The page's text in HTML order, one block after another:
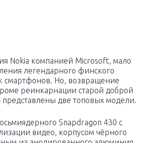
Nokia компанией Microsoft, мало
легендарного финского
смартфонов. Но, возвращение
реинкарнации старой доброй
представлены две топовых модели.
Snapdragon 430 с
видео, корпусом чёрного